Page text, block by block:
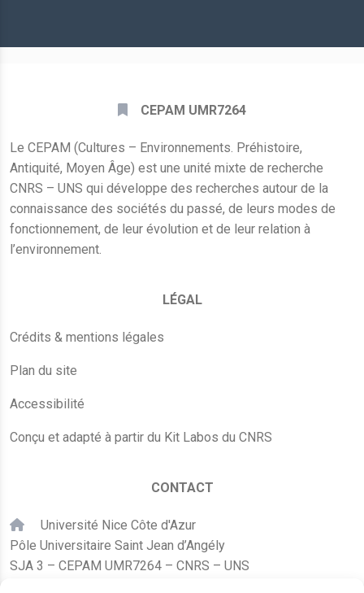
CEPAM UMR7264
Le CEPAM (Cultures – Environnements. Préhistoire,
Antiquité, Moyen Âge) est une unité mixte de recherche
CNRS – UNS qui développe des recherches autour de la
connaissance des sociétés du passé, de leurs modes de
fonctionnement, de leur évolution et de leur relation à
l’environnement.
LÉGAL
Crédits & mentions légales
Plan du site
Accessibilité
Conçu et adapté à partir du Kit Labos du CNRS
CONTACT
Université Nice Côte d'Azur
Pôle Universitaire Saint Jean d’Angély
SJA 3 – CEPAM UMR7264 – CNRS – UNS